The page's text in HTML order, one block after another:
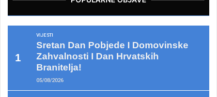
VIJESTI
Sretan Dan Pobjede I Domovinske
Zahvalnosti I Dan Hrvatskih
Branitelja!
05/08/2026